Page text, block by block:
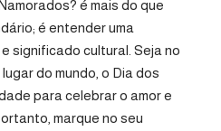
é mais do que
é entender uma
significado cultural. Seja no
do mundo, o Dia dos
para celebrar o amor e
marque no seu